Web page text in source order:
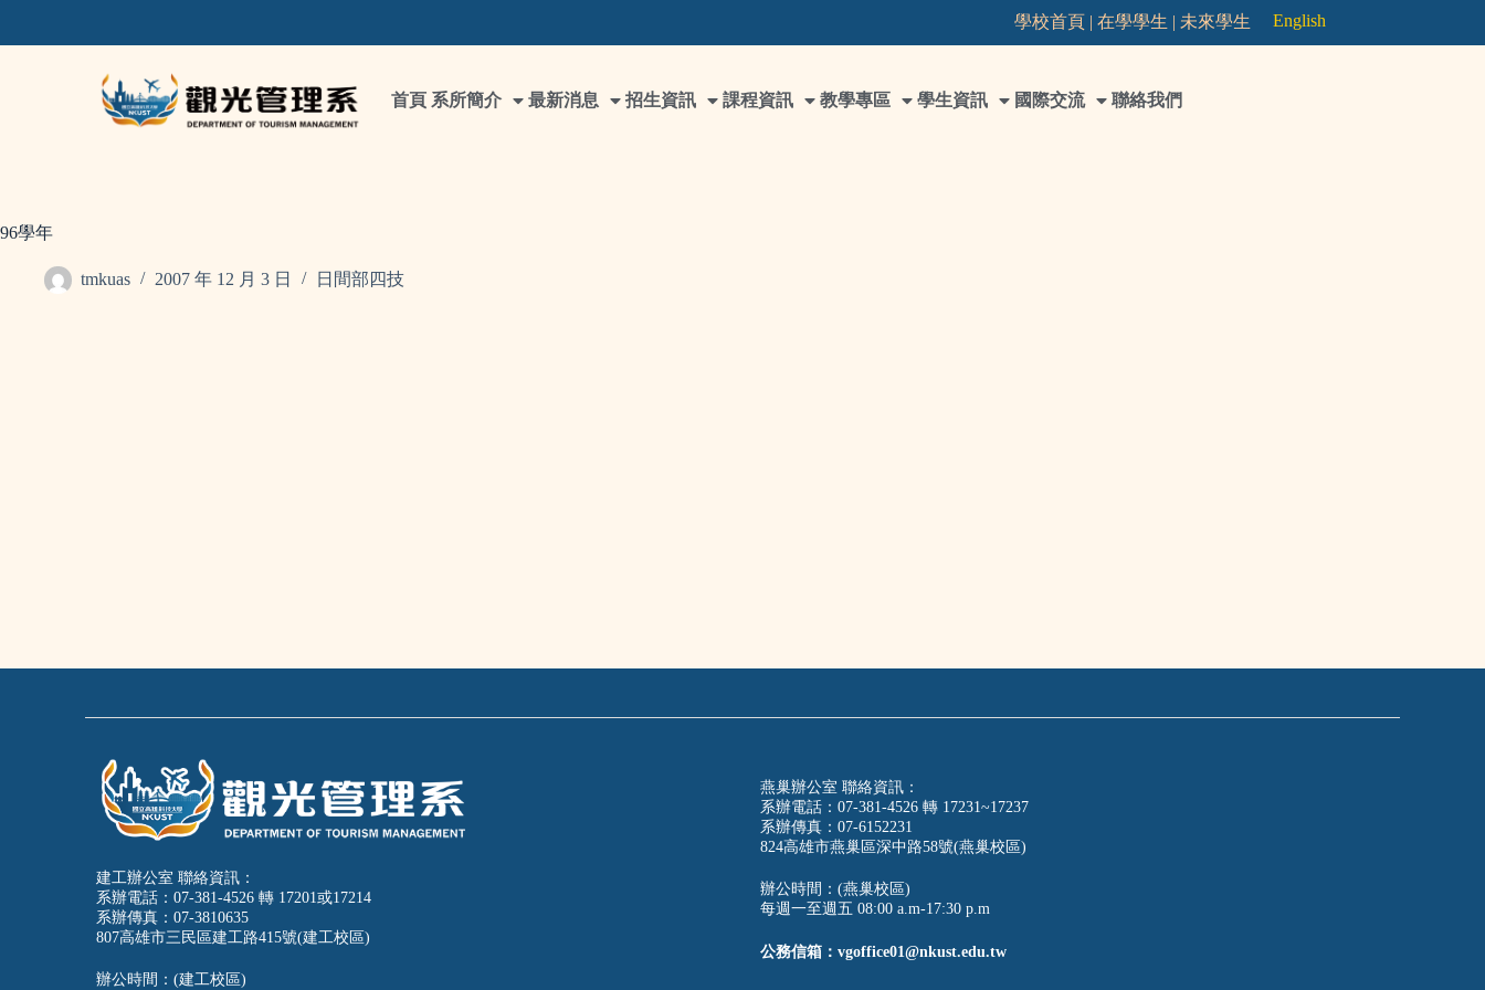
學校首頁 |在學學生 | 未來學生 English
首頁 系所簡介 最新消息 招生資訊 課程資訊 教學專區 學生資訊 國際交流 聯絡我們
96學年
tmkuas 2007 年 12 月 3 日 日間部四技
建工辦公室 聯絡資訊：
系辦電話：07-381-4526 轉 17201或17214
系辦傳真：07-3810635
807高雄市三民區建工路415號(建工校區)
辦公時間：(建工校區)
燕巢辦公室 聯絡資訊：
系辦電話：07-381-4526 轉 17231~17237
系辦傳真：07-6152231
824高雄市燕巢區深中路58號(燕巢校區)
辦公時間：(燕巢校區)
每週一至週五 08:00 a.m-17:30 p.m
公務信箱：vgoffice01@nkust.edu.tw